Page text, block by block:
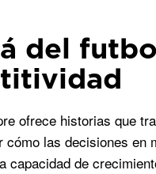
del
ofrece historias que
cómo las decisiones
capacidad de